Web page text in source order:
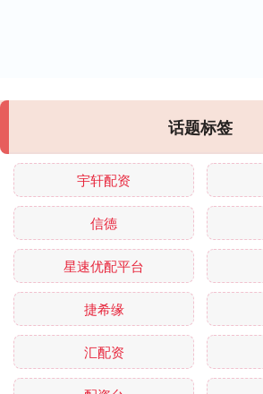
话题标签
宇轩配资
信德
星速优配平台
捷希缘
汇配资